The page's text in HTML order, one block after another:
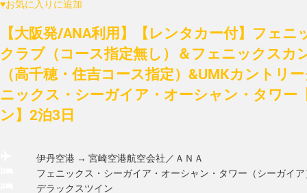
♥お気に入りに追加
【大阪発/ANA利用】【レンタカー付】フェ
クラブ（コース指定無し）＆フェニックスカ
（高千穂・住吉コース指定）&UMKカントリ
ニックス・シーガイア・オーシャン・タワー
ン】2泊3日
伊丹空港 → 宮崎空港航空会社／ＡＮＡ
フェニックス・シーガイア・オーシャン・タワー（シーガイ
デラックスツイン